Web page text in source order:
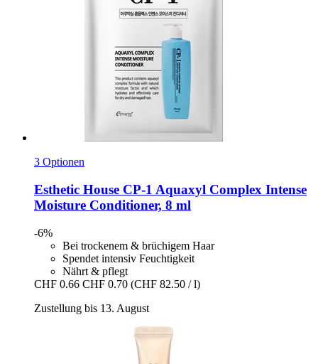
3 Optionen
Esthetic House CP-​1 Aquaxyl Complex Intense
Moisture Conditioner, 8 ml
-6%
Bei trockenem & brüchigem Haar
Spendet intensiv Feuchtigkeit
Nährt & pflegt
CHF 0.66 CHF 0.70 (CHF 82.50 / l)
Zustellung bis 13. August